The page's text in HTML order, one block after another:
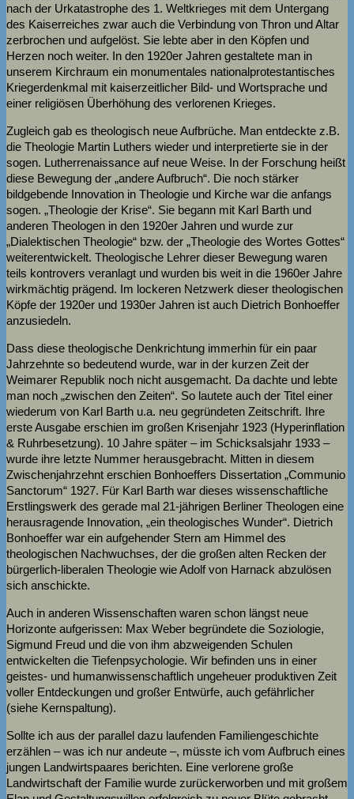
nach der Urkatastrophe des 1. Weltkrieges mit dem Untergang
des Kaiserreiches zwar auch die Verbindung von Thron und Altar
zerbrochen und aufgelöst. Sie lebte aber in den Köpfen und
Herzen noch weiter. In den 1920er Jahren gestaltete man in
unserem Kirchraum ein monumentales nationalprotestantisches
Kriegerdenkmal mit kaiserzeitlicher Bild- und Wortsprache und
einer religiösen Überhöhung des verlorenen Krieges.
Zugleich gab es theologisch neue Aufbrüche. Man entdeckte z.B.
die Theologie Martin Luthers wieder und interpretierte sie in der
sogen. Lutherrenaissance auf neue Weise. In der Forschung heißt
diese Bewegung der „andere Aufbruch“. Die noch stärker
bildgebende Innovation in Theologie und Kirche war die anfangs
sogen. „Theologie der Krise“. Sie begann mit Karl Barth und
anderen Theologen in den 1920er Jahren und wurde zur
„Dialektischen Theologie“ bzw. der „Theologie des Wortes Gottes“
weiterentwickelt. Theologische Lehrer dieser Bewegung waren
teils kontrovers veranlagt und wurden bis weit in die 1960er Jahre
wirkmächtig prägend. Im lockeren Netzwerk dieser theologischen
Köpfe der 1920er und 1930er Jahren ist auch Dietrich Bonhoeffer
anzusiedeln.
Dass diese theologische Denkrichtung immerhin für ein paar
Jahrzehnte so bedeutend wurde, war in der kurzen Zeit der
Weimarer Republik noch nicht ausgemacht. Da dachte und lebte
man noch „zwischen den Zeiten“. So lautete auch der Titel einer
wiederum von Karl Barth u.a. neu gegründeten Zeitschrift. Ihre
erste Ausgabe erschien im großen Krisenjahr 1923 (Hyperinflation
& Ruhrbesetzung). 10 Jahre später – im Schicksalsjahr 1933 –
wurde ihre letzte Nummer herausgebracht. Mitten in diesem
Zwischenjahrzehnt erschien Bonhoeffers Dissertation „Communio
Sanctorum“ 1927. Für Karl Barth war dieses wissenschaftliche
Erstlingswerk des gerade mal 21-jährigen Berliner Theologen eine
herausragende Innovation, „ein theologisches Wunder“. Dietrich
Bonhoeffer war ein aufgehender Stern am Himmel des
theologischen Nachwuchses, der die großen alten Recken der
bürgerlich-liberalen Theologie wie Adolf von Harnack abzulösen
sich anschickte.
Auch in anderen Wissenschaften waren schon längst neue
Horizonte aufgerissen: Max Weber begründete die Soziologie,
Sigmund Freud und die von ihm abzweigenden Schulen
entwickelten die Tiefenpsychologie. Wir befinden uns in einer
geistes- und humanwissenschaftlich ungeheuer produktiven Zeit
voller Entdeckungen und großer Entwürfe, auch gefährlicher
(siehe Kernspaltung).
Sollte ich aus der parallel dazu laufenden Familiengeschichte
erzählen – was ich nur andeute –, müsste ich vom Aufbruch eines
jungen Landwirtspaares berichten. Eine verlorene große
Landwirtschaft der Familie wurde zurückerworben und mit großem